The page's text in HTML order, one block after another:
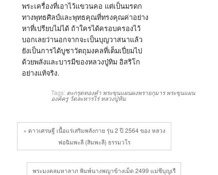
พระเครื่องที่เอาไว้แขวนคอ แต่เป็นมรดก
ทางพุทธศิลป์และพุทธคุณที่ทรงคุณค่าอย่าง
หาที่เปรียบไม่ได้ ถ้าใครได้ครอบครองไว้
บอกเลยว่านอกจากจะเป็นบุญวาสนาแล้ว
ยังเป็นการได้บูชาวัตถุมงคลที่เต็มเปี่ยมไป
ด้วยพลังและบารมีของหลวงปู่ทิม อิสริโก
อย่างแท้จริง.
Tags: ตะกรุดทองคำ พระขุนแผนผงพรายกุมาร พระขุนแผน
องค์ครู วัดละหารไร่ หลวงปู่ทิม
« ดาวเศรษฐี เนื้อแร่เสริมพลังกาย รุ่น 2 ปี 2564 ของ หลวง
พ่อฉิมพะลี (สิมพะลี) ธรรมวโร
พระมงคลมหาลาภ พิมพ์นางพญาข้างเม็ด 2499 แม่ชีบุญเรื